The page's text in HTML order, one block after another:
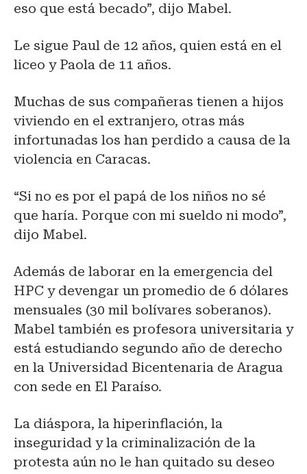
eso que está becado”, dijo Mabel.
Le sigue Paul de 12 años, quien está en el
liceo y Paola de 11 años.
Muchas de sus compañeras tienen a hijos
viviendo en el extranjero, otras más
infortunadas los han perdido a causa de la
violencia en Caracas.
“Si no es por el papá de los niños no sé
que haría. Porque con mi sueldo ni modo”,
dijo Mabel.
Además de laborar en la emergencia del
HPC y devengar un promedio de 6 dólares
mensuales (30 mil bolívares soberanos).
Mabel también es profesora universitaria y
está estudiando segundo año de derecho
en la Universidad Bicentenaria de Aragua
con sede en El Paraíso.
La diáspora, la hiperinflación, la
inseguridad y la criminalización de la
protesta aún no le han quitado su deseo